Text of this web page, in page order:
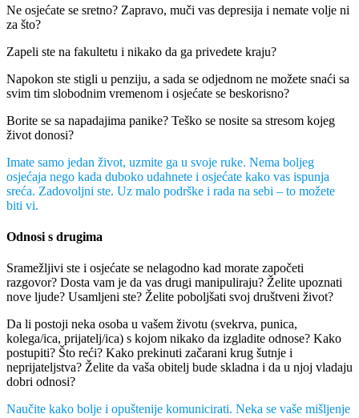
Ne osjećate se sretno? Zapravo, muči vas depresija i nemate volje ni
za što?
Zapeli ste na fakultetu i nikako da ga privedete kraju?
Napokon ste stigli u penziju, a sada se odjednom ne možete snaći sa
svim tim slobodnim vremenom i osjećate se beskorisno?
Borite se sa napadajima panike? Teško se nosite sa stresom kojeg
život donosi?
Imate samo jedan život, uzmite ga u svoje ruke. Nema boljeg
osjećaja nego kada duboko udahnete i osjećate kako vas ispunja
sreća. Zadovoljni ste. Uz malo podrške i rada na sebi – to možete
biti vi.
Odnosi s drugima
Sramežljivi ste i osjećate se nelagodno kad morate započeti
razgovor? Dosta vam je da vas drugi manipuliraju? Želite upoznati
nove ljude? Usamljeni ste? Želite poboljšati svoj društveni život?
Da li postoji neka osoba u vašem životu (svekrva, punica,
kolega/ica, prijatelj/ica) s kojom nikako da izgladite odnose? Kako
postupiti? Što reći? Kako prekinuti začarani krug šutnje i
neprijateljstva? Želite da vaša obitelj bude skladna i da u njoj vladaju
dobri odnosi?
Naučite kako bolje i opuštenije komunicirati. Neka se vaše mišljenje